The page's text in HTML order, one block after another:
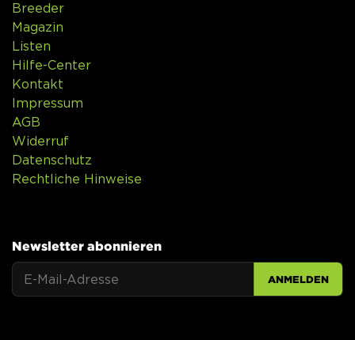
Breeder
Magazin
Listen
Hilfe-Center
Kontakt
Impressum
AGB
Widerruf
Datenschutz
Rechtliche Hinweise
Newsletter abonnieren
ANMELDEN